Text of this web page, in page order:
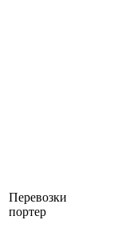
Перевозки
портер